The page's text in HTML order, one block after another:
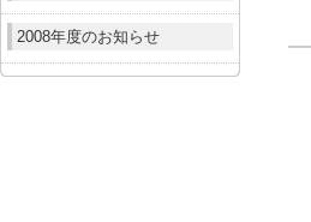
2008年度のお知らせ